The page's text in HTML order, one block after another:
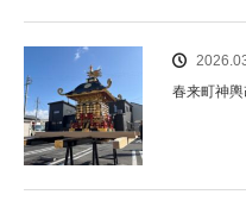
春来町神